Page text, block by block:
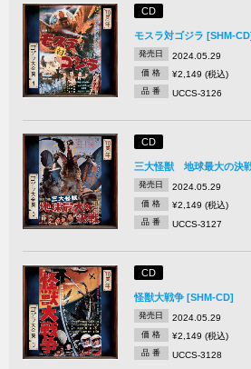
CD
モスラ対ゴジラ [SHM-
発売日 2024.05.29
価 格 ¥2,149 (税込)
品 番 UCCS-3126
CD
三大怪獣 地球最大の決
発売日 2024.05.29
価 格 ¥2,149 (税込)
品 番 UCCS-3127
CD
怪獣大戦争 [SHM-CD]
発売日 2024.05.29
価 格 ¥2,149 (税込)
品 番 UCCS-3128